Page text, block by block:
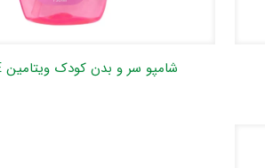
شامپو سر و بدن کودک ویتامین E نیوتیس